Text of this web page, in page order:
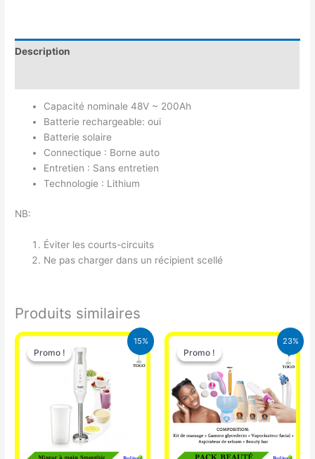
Description
Capacité nominale 48V ~ 200Ah
Batterie rechargeable: oui
Batterie solaire
Connectique : Borne auto
Entretien : Sans entretien
Technologie : Lithium
NB:
Éviter les courts-circuits
Ne pas charger dans un récipient scellé
Produits similaires
15%
Promo !
Promo !
Le
prix
initial
était :
12.900 CFA.
Le
23%
Promo !
Promo !
Le
prix
initial
était :
65.000 CFA.
Le
prix
actuel
49.900